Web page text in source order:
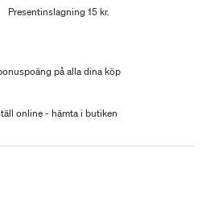
Presentinslagning 15 kr.
på alla dina köp
online - hämta i butiken